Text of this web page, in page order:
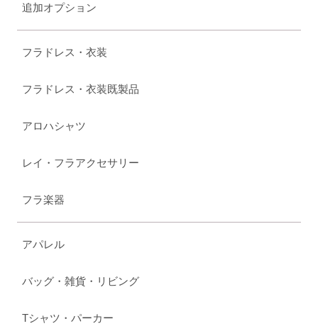
追加オプション
フラドレス・衣装
フラドレス・衣装既製品
アロハシャツ
レイ・フラアクセサリー
フラ楽器
アパレル
バッグ・雑貨・リビング
Tシャツ・パーカー